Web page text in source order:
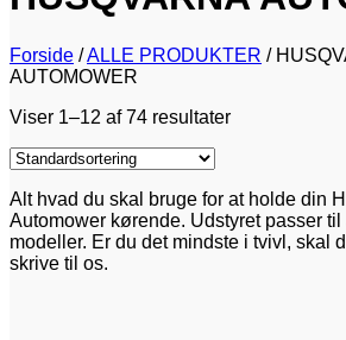
Forside /ALLE PRODUKTER /
AUTOMOWER
Viser 1–12 af 74 resultater
Alt hvad du skal bruge for at holde din
Automower kørende. Udstyret passer
modeller. Er du det mindste i tvivl, skal
skrive til os.